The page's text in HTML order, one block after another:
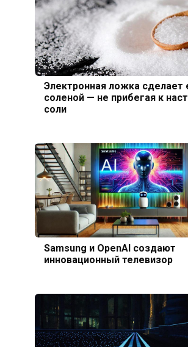
Электронная ложка сделает
соленой — не прибегая к
соли
Samsung и OpenAI создают
инновационный телевизор